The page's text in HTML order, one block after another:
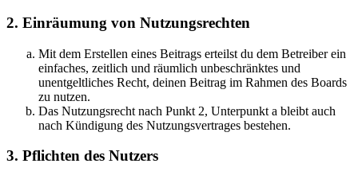
2. Einräumung von Nutzungsrechten
Mit dem Erstellen eines Beitrags erteilst du dem Betreiber ein
einfaches, zeitlich und räumlich unbeschränktes und
unentgeltliches Recht, deinen Beitrag im Rahmen des Boards
zu nutzen.
Das Nutzungsrecht nach Punkt 2, Unterpunkt a bleibt auch
nach Kündigung des Nutzungsvertrages bestehen.
3. Pflichten des Nutzers